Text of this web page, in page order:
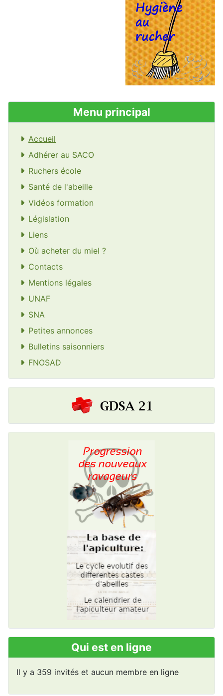
Menu principal
Accueil
Adhérer au SACO
Ruchers école
Santé de l'abeille
Vidéos formation
Législation
Liens
Où acheter du miel ?
Contacts
Mentions légales
UNAF
SNA
Petites annonces
Bulletins saisonniers
FNOSAD
Qui est en ligne
Il y a 359 invités et aucun membre en ligne